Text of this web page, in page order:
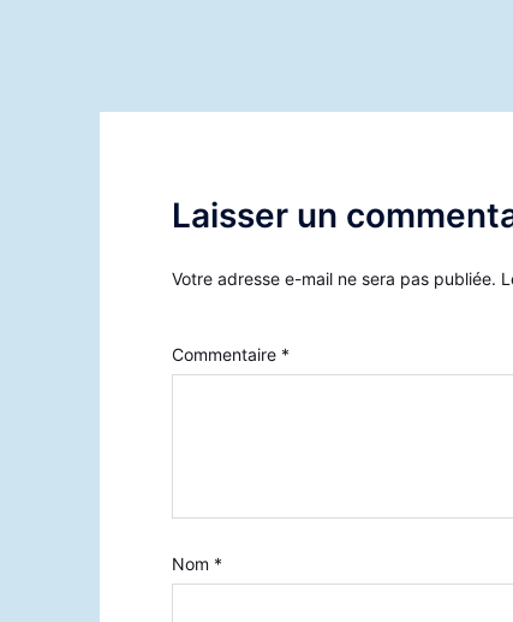
Laisser un
Votre adresse e-mail ne sera pas publiée.
Commentaire *
Nom *